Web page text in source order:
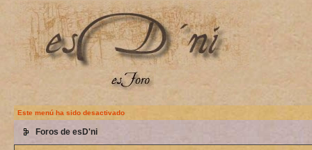
Este menú ha sido desactivado
Foros de esD'ni